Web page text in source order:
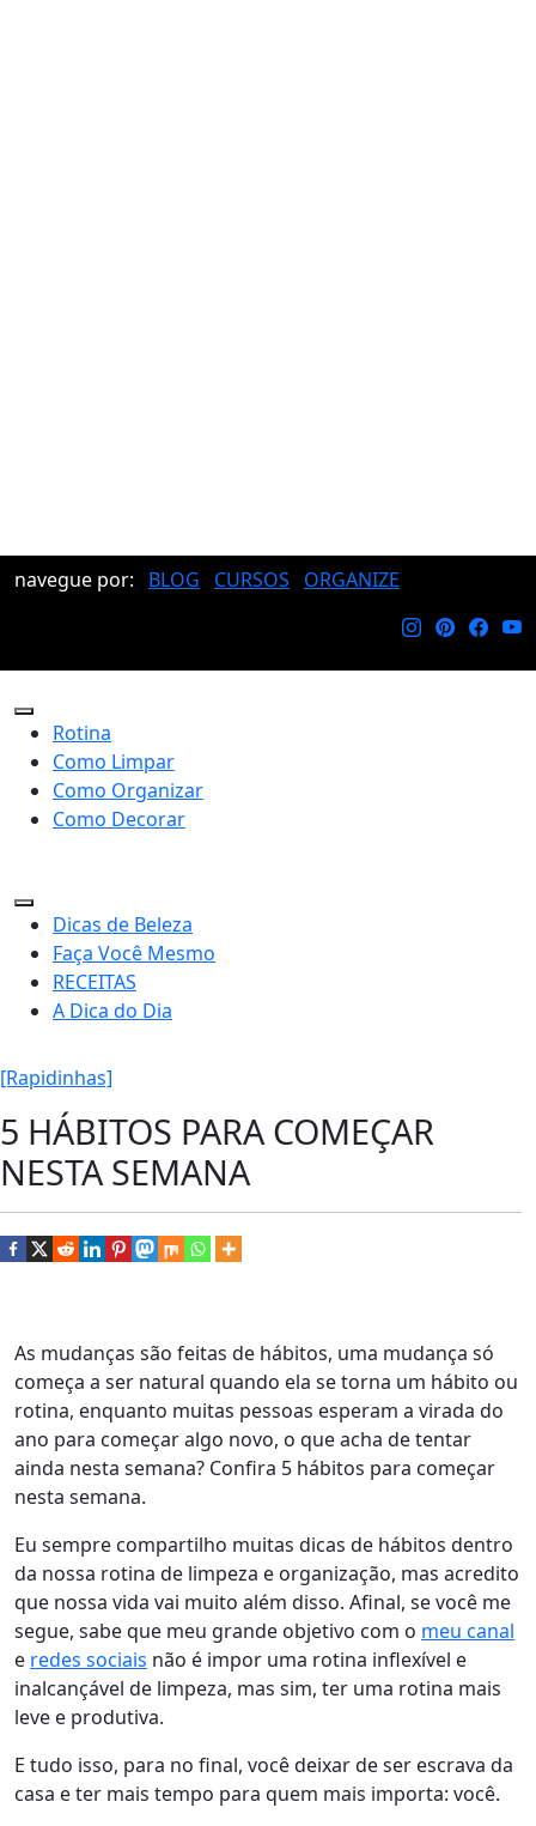
navegue por: BLOG CURSOS ORGANIZE
Rotina
Como Limpar
Como Organizar
Como Decorar
Dicas de Beleza
Faça Você Mesmo
RECEITAS
A Dica do Dia
[Rapidinhas]
5 HÁBITOS PARA COMEÇAR
NESTA SEMANA
As mudanças são feitas de hábitos, uma mudança só
começa a ser natural quando ela se torna um hábito ou
rotina, enquanto muitas pessoas esperam a virada do
ano para começar algo novo, o que acha de tentar
ainda nesta semana? Confira 5 hábitos para começar
nesta semana.
Eu sempre compartilho muitas dicas de hábitos dentro
da nossa rotina de limpeza e organização, mas acredito
que nossa vida vai muito além disso. Afinal, se você me
segue, sabe que meu grande objetivo com o meu canal
e redes sociais não é impor uma rotina inflexível e
inalcançável de limpeza, mas sim, ter uma rotina mais
leve e produtiva.
E tudo isso, para no final, você deixar de ser escrava da
casa e ter mais tempo para quem mais importa: você.